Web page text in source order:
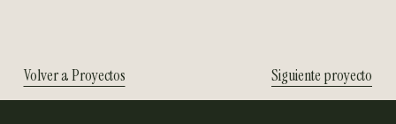
Volver a Proyectos Siguiente proyecto